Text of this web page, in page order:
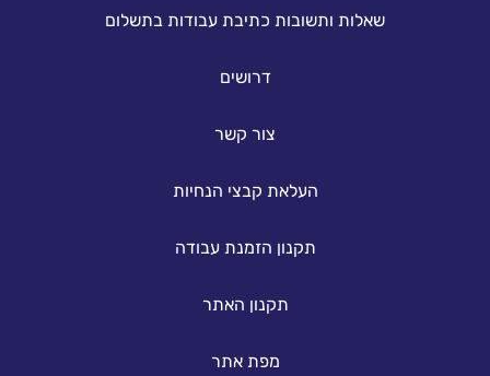
שאלות ותשובות כתיבת עבודות בתשלום
דרושים
צור קשר
העלאת קבצי הנחיות
תקנון הזמנת עבודה
תקנון האתר
מפת אתר